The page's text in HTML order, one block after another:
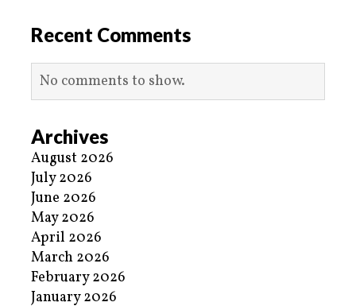
Recent Comments
No comments to show.
Archives
August 2026
July 2026
June 2026
May 2026
April 2026
March 2026
February 2026
January 2026